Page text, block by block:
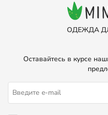
ОДЕЖДА
Оставайтесь в курсе